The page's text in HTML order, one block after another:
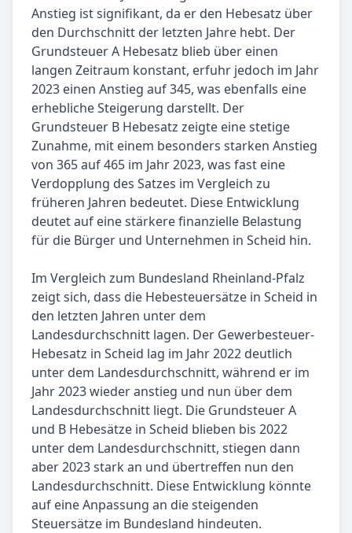
Anstieg ist signifikant, da er den Hebesatz über
den Durchschnitt der letzten Jahre hebt. Der
Grundsteuer A Hebesatz blieb über einen
langen Zeitraum konstant, erfuhr jedoch im Jahr
2023 einen Anstieg auf 345, was ebenfalls eine
erhebliche Steigerung darstellt. Der
Grundsteuer B Hebesatz zeigte eine stetige
Zunahme, mit einem besonders starken Anstieg
von 365 auf 465 im Jahr 2023, was fast eine
Verdopplung des Satzes im Vergleich zu
früheren Jahren bedeutet. Diese Entwicklung
deutet auf eine stärkere finanzielle Belastung
für die Bürger und Unternehmen in Scheid hin.
Im Vergleich zum Bundesland Rheinland-Pfalz
zeigt sich, dass die Hebesteuersätze in Scheid in
den letzten Jahren unter dem
Landesdurchschnitt lagen. Der Gewerbesteuer-
Hebesatz in Scheid lag im Jahr 2022 deutlich
unter dem Landesdurchschnitt, während er im
Jahr 2023 wieder anstieg und nun über dem
Landesdurchschnitt liegt. Die Grundsteuer A
und B Hebesätze in Scheid blieben bis 2022
unter dem Landesdurchschnitt, stiegen dann
aber 2023 stark an und übertreffen nun den
Landesdurchschnitt. Diese Entwicklung könnte
auf eine Anpassung an die steigenden
Steuersätze im Bundesland hindeuten.